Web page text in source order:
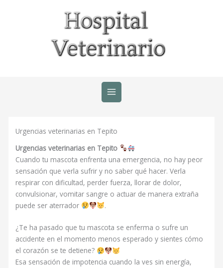
Urgencias veterinarias en Tepito
Urgencias veterinarias en Tepito
Cuando tu mascota enfrenta una emergencia, no hay peor
sensación que verla sufrir y no saber qué hacer. Verla
respirar con dificultad, perder fuerza, llorar de dolor,
convulsionar, vomitar sangre o actuar de manera extraña
puede ser aterrador
.
¿Te ha pasado que tu mascota se enferma o sufre un
accidente en el momento menos esperado y sientes cómo
el corazón se te detiene?
Esa sensación de impotencia cuando la ves sin energía,